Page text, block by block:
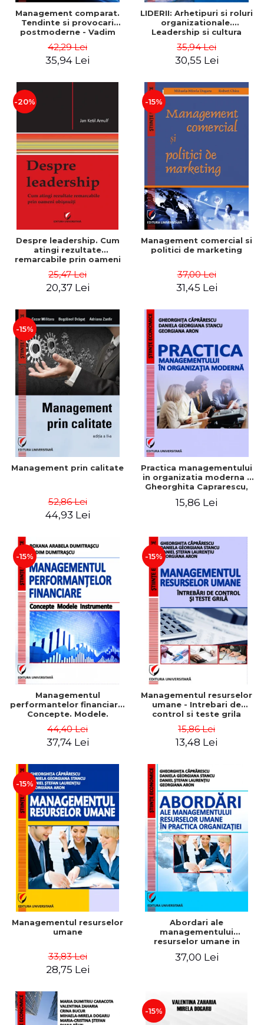
Management comparat.
Tendinte si provocari
postmoderne - Vadim
42,29 Lei
35,94 Lei
LIDERII: Arhetipuri si roluri
organizationale.
Leadership si cultura
Dumitrascu
35,94 Lei
30,55 Lei
-20%
Despre leadership. Cum
atingi rezultate
remarcabile prin oameni
25,47 Lei
20,37 Lei
-15%
Management comercial si
politici de marketing
37,00 Lei
31,45 Lei
-15%
Management prin calitate
52,86 Lei
44,93 Lei
Practica managementului
in organizatia moderna -
Gheorghita Caprarescu,
Georgiana Aron
15,86 Lei
-15%
Managementul
performantelor financiare.
Concepte. Modele.
44,40 Lei
37,74 Lei
-15%
Managementul resurselor
umane - Intrebari de
control si teste grila
15,86 Lei
13,48 Lei
-15%
Managementul resurselor
umane
33,83 Lei
28,75 Lei
Abordari ale
managementului
resurselor umane in
37,00 Lei
-15%